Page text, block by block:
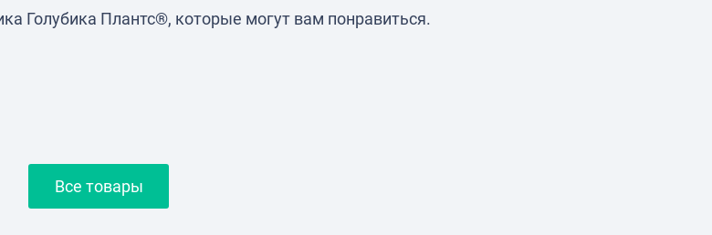
Голубика Плантс®, которые могут вам понравиться.
Все товары